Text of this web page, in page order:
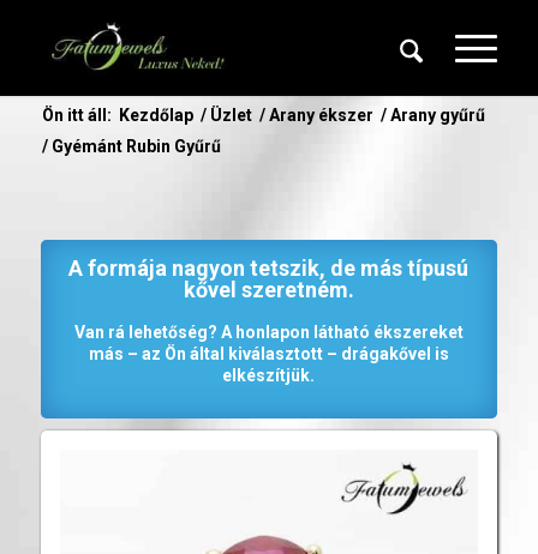
Ön itt áll: Kezdőlap / Üzlet / Arany ékszer / Arany gyűrű
/ Gyémánt Rubin Gyűrű
A formája nagyon tetszik, de más típusú
kővel szeretném.
Van rá lehetőség? A honlapon látható ékszereket
más – az Ön által kiválasztott – drágakővel is
elkészítjük.